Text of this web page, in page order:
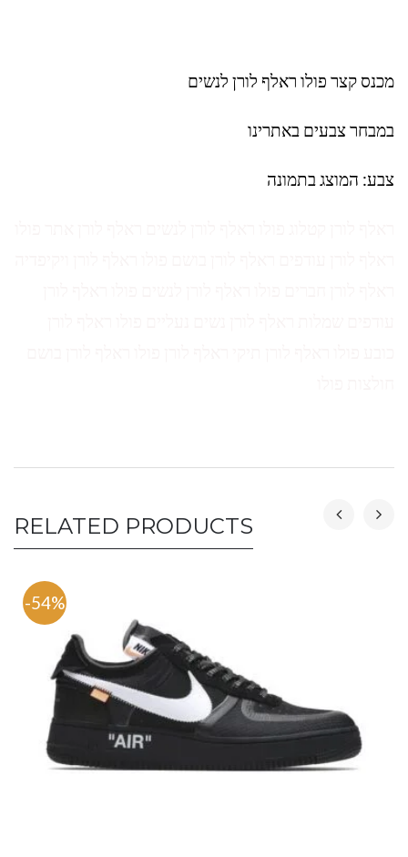
מכנס קצר פולו ראלף לורן לנשים
במבחר צבעים באתרינו
צבע: המוצג בתמונה
RELATED PRODUCTS
-54%